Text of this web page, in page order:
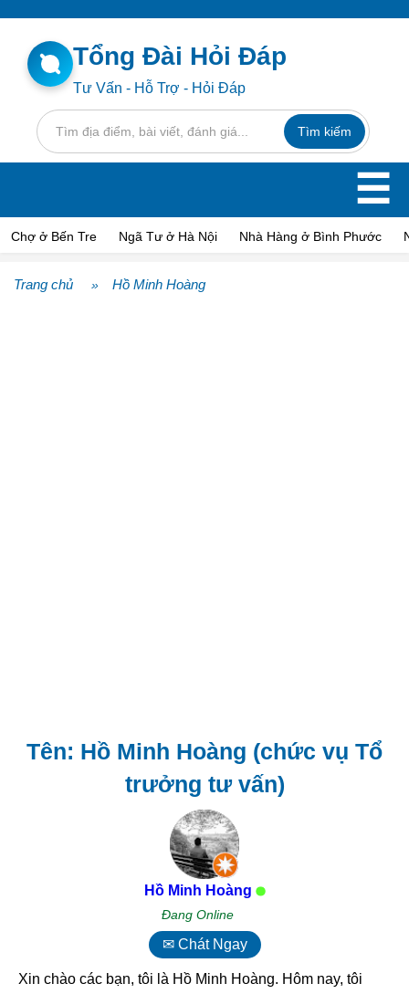
Tổng Đài Hỏi Đáp
Tư Vấn - Hỗ Trợ - Hỏi Đáp
☰
Chợ ở Bến Tre Ngã Tư ở Hà Nội Nhà Hàng ở Bình Phước
Trang chủ » Hồ Minh Hoàng
Tên: Hồ Minh Hoàng (chức vụ Tổ
trưởng tư vấn)
Hồ Minh Hoàng
Đang Online
✉ Chát Ngay
Xin chào các bạn, tôi là Hồ Minh Hoàng. Hôm nay, tôi